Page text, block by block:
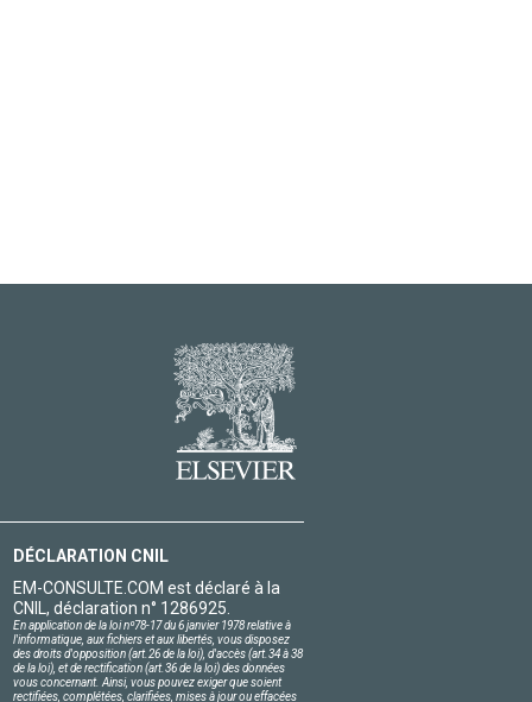
DÉCLARATION CNIL
EM-CONSULTE.COM est déclaré à la
CNIL, déclaration n° 1286925.
En application de la loi nº78-17 du 6 janvier 1978 relative à
l'informatique, aux fichiers et aux libertés, vous disposez
des droits d'opposition (art.26 de la loi), d'accès (art.34 à 38
de la loi), et de rectification (art.36 de la loi) des données
vous concernant. Ainsi, vous pouvez exiger que soient
rectifiées, complétées, clarifiées, mises à jour ou effacées